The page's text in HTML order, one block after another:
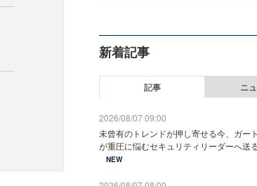
新着記事
記事 ニ
2026/08/07 09:00
未曾有のトレンドが押し寄せる今、ガー
が重圧に悩むセキュリティリーダーへ送
NEW